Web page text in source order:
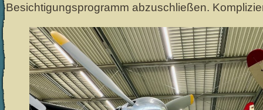
Besichtigungsprogramm abzuschließen.